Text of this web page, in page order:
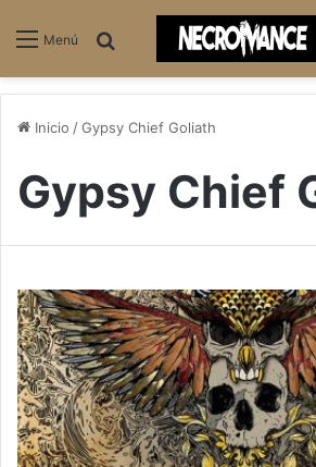
Menú
Inicio /Gypsy Chief Goliath
Gypsy Chief